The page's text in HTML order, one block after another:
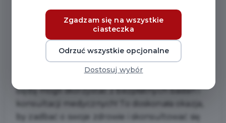
PEŁNOLETNICH
MIESZKAŃCÓW MIASTA
PRUSZCZA GDAŃSKIEGO
będą mogli skorzystać z bezpłatnych badań i
by zadbać o swoje zdrowie i skonsultować się
Zgadzam się na wszystkie
ciasteczka
Odrzuć wszystkie opcjonalne
Dostosuj wybór